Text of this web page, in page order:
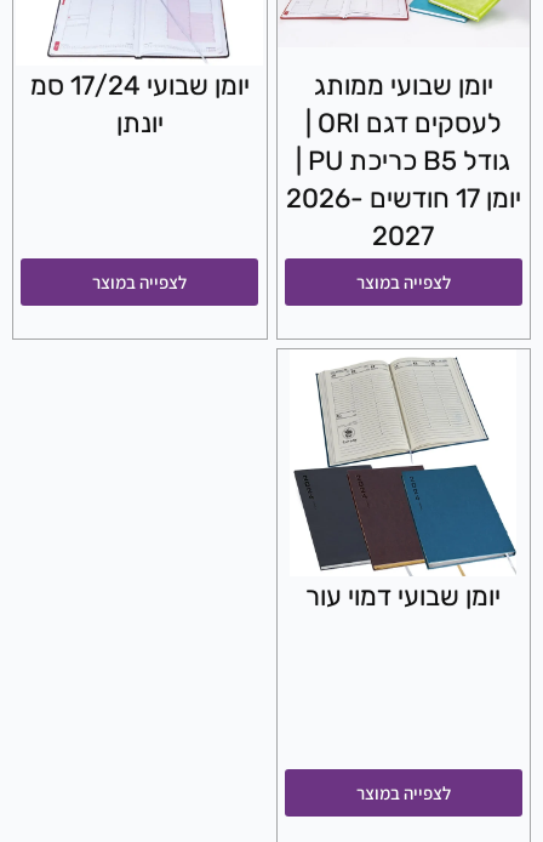
יומן שבועי ממותג
יומן 17 חודשים 2026-
2027
לצפייה במוצר
יומן שבועי 17/24 סמ
יונתן
לצפייה במוצר
יומן שבועי דמוי עור
לצפייה במוצר